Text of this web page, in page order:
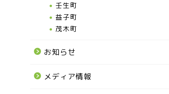
壬生町
益子町
茂木町
お知らせ
メディア情報